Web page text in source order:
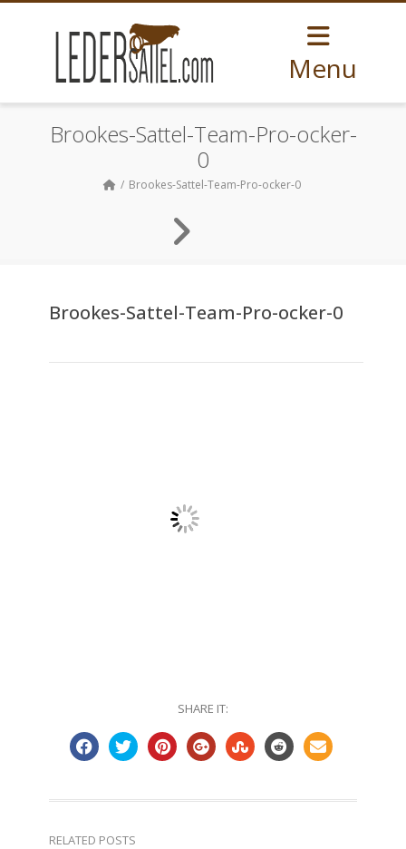
Menu
Brookes-Sattel-Team-Pro-ocker-
0
Brookes-Sattel-Team-Pro-ocker-0
Brookes-Sattel-Team-Pro-ocker-0
SHARE IT:
RELATED POSTS